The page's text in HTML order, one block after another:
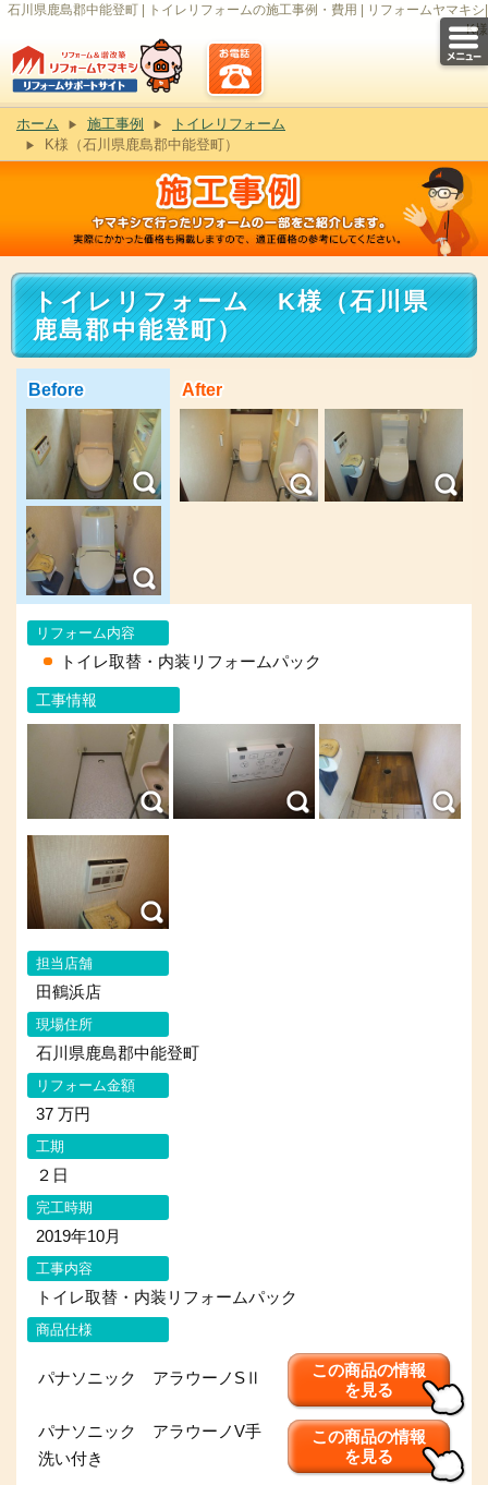
石川県鹿島郡中能登町 | トイレリフォームの施工事例・費用 | リフォームヤマキシ|
K様
ホーム 施工事例
トイレリフォーム
K様（石川県鹿島郡中能登町）
トイレリフォーム K様（石川県
鹿島郡中能登町）
Before After
リフォーム内容
トイレ取替・内装リフォームパック
工事情報
担当店舗
田鶴浜店
現場住所
石川県鹿島郡中能登町
リフォーム金額
37 万円
工期
２日
完工時期
2019年10月
工事内容
トイレ取替・内装リフォームパック
商品仕様
パナソニック アラウーノSⅡ
この商品の情報
を見る
パナソニック アラウーノV手
洗い付き
この商品の情報
を見る